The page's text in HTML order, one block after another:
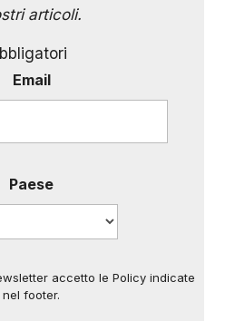
articoli.
Email
Paese
*
accetto le Policy indicate
nel footer.